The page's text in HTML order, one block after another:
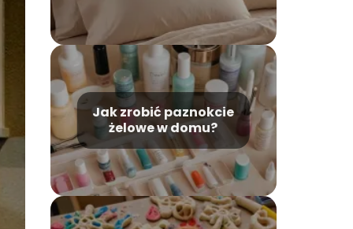
Jak zrobić paznokcie
żelowe w domu?